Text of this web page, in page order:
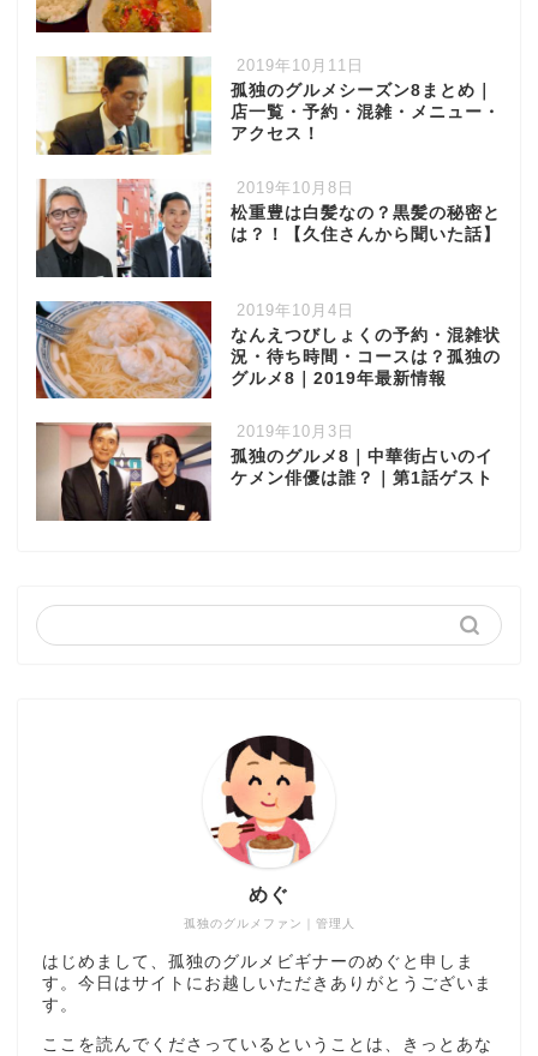
2019年10月11日
孤独のグルメシーズン8まとめ｜
店一覧・予約・混雑・メニュー・
アクセス！
2019年10月8日
松重豊は白髪なの？黒髪の秘密と
は？！【久住さんから聞いた話】
2019年10月4日
なんえつびしょくの予約・混雑状
況・待ち時間・コースは？孤独の
グルメ8｜2019年最新情報
2019年10月3日
孤独のグルメ8｜中華街占いのイ
ケメン俳優は誰？｜第1話ゲスト
孤独のグルメファン｜管理人
めぐ
はじめまして、孤独のグルメビギナーのめぐと申しま
す。今日はサイトにお越しいただきありがとうございま
す。
ここを読んでくださっているということは、きっとあな